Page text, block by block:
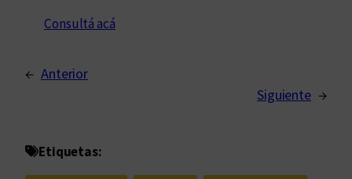
Consultá acá
← Anterior
Siguiente →
Etiquetas: